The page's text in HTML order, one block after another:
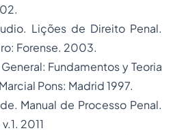
Lições de Direito Penal.
Forense. 2003.
Fundamentos y Teoria
Pons: Madrid 1997.
Manual de Processo Penal.
2011